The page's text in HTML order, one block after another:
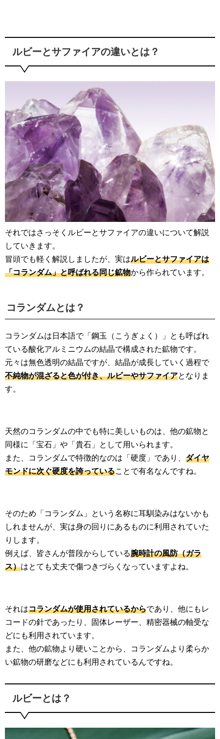
ルビーとサファイアの違いとは？
それではさっそくルビーとサファイアの違いについて解説
していきます。
冒頭でも軽く解説しましたが、実はルビーとサファイアは
「コランダム」と呼ばれる同じ鉱物から作られています。
コランダムとは？
コランダムは日本語で「鋼玉（こうぎょく）」とも呼ばれ
ている酸化アルミニウムの結晶で構成された鉱物です。
元々は無色透明の結晶ですが、結晶が成長していく過程で
不純物が混ざると色が付き、ルビーやサファイアとなりま
す。
天然のコランダムの中でも特に美しいものは、他の鉱物と
同様に「宝石」や「貴石」として用いられます。
また、コランダムで特徴的なのは「硬度」であり、 ダイヤ
モンドに次ぐ硬度を誇っていることで有名なんですね。
そのため「コランダム」という名称に耳馴染みはないかも
しれませんが、実は身の回りにあるものに利用されていた
りします。
例えば、皆さんが普段からしている腕時計の風防（ガラ
ス）はとても丈夫で傷つきづらくなっていますよね。
それはコランダムが使用されているからであり、他にもレ
コードの針であったり、固体レーザー、精密器械の軸受な
どにも利用されています。
また、他の鉱物より硬いことから、コランダムより柔らか
い鉱物の研磨などにも利用されているんですね。
ルビーとは？